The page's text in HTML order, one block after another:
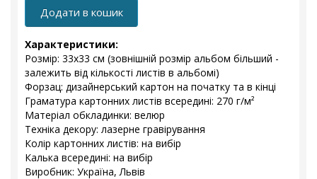
Додати в кошик
Характеристики:
Розмір: 33x33 см (зовнішній розмір альбом більший -
залежить від кількості листів в альбомі)
Форзац: дизайнерський картон на початку та в кінці
Граматура картонних листів всередині: 270 г/м²
Матеріал обкладинки: велюр
Техніка декору: лазерне гравірування
Колір картонних листів: на вибір
Калька всередині: на вибір
Виробник: Україна, Львів